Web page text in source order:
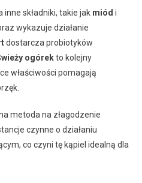
składniki, takie jak miód i
wykazuje działanie
dostarcza probiotyków
ogórekto kolejny
właściwości pomagają
metoda na złagodzenie
czynne o działaniu
co czyni tę kąpiel idealną dla